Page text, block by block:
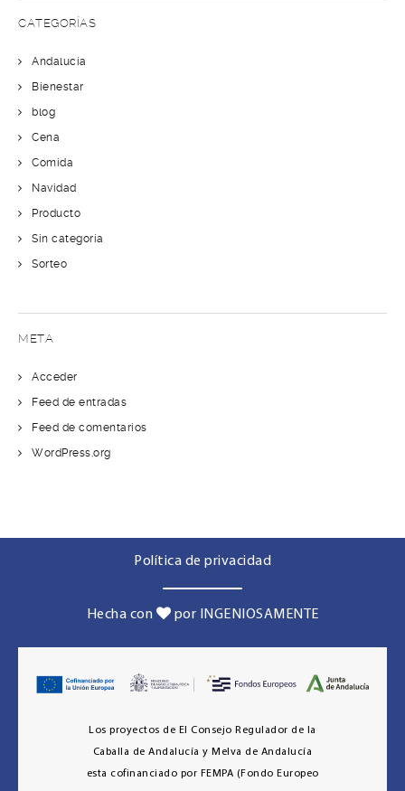
CATEGORÍAS
Andalucía
Bienestar
blog
Cena
Comida
Navidad
Producto
Sin categoría
Sorteo
META
Acceder
Feed de entradas
Feed de comentarios
WordPress.org
Política de privacidad
Hecha con por INGENIOSAMENTE
Los proyectos de El Consejo Regulador de la
Caballa de Andalucía y Melva de Andalucía
esta cofinanciado por FEMPA (Fondo Europeo